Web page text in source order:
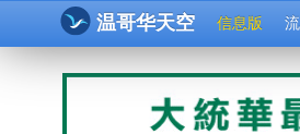
温哥华天空 信息版